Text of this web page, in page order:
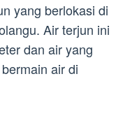
yang berlokasi di
Air terjun ini
dan air yang
air di